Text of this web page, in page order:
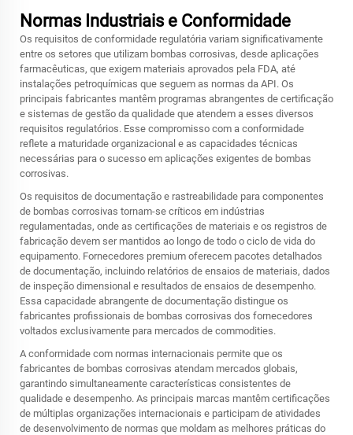
Normas Industriais e Conformidade
Os requisitos de conformidade regulatória variam significativamente
entre os setores que utilizam bombas corrosivas, desde aplicações
farmacêuticas, que exigem materiais aprovados pela FDA, até
instalações petroquímicas que seguem as normas da API. Os
principais fabricantes mantêm programas abrangentes de certificação
e sistemas de gestão da qualidade que atendem a esses diversos
requisitos regulatórios. Esse compromisso com a conformidade
reflete a maturidade organizacional e as capacidades técnicas
necessárias para o sucesso em aplicações exigentes de bombas
corrosivas.
Os requisitos de documentação e rastreabilidade para componentes
de bombas corrosivas tornam-se críticos em indústrias
regulamentadas, onde as certificações de materiais e os registros de
fabricação devem ser mantidos ao longo de todo o ciclo de vida do
equipamento. Fornecedores premium oferecem pacotes detalhados
de documentação, incluindo relatórios de ensaios de materiais, dados
de inspeção dimensional e resultados de ensaios de desempenho.
Essa capacidade abrangente de documentação distingue os
fabricantes profissionais de bombas corrosivas dos fornecedores
voltados exclusivamente para mercados de commodities.
A conformidade com normas internacionais permite que os
fabricantes de bombas corrosivas atendam mercados globais,
garantindo simultaneamente características consistentes de
qualidade e desempenho. As principais marcas mantêm certificações
de múltiplas organizações internacionais e participam de atividades
de desenvolvimento de normas que moldam as melhores práticas do